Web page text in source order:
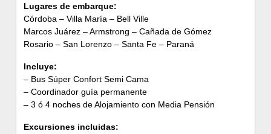
Lugares de embarque:
Córdoba – Villa María – Bell Ville
Marcos Juárez – Armstrong – Cañada de Gómez
Rosario – San Lorenzo – Santa Fe – Paraná
Incluye:
– Bus Súper Confort Semi Cama
– Coordinador guía permanente
– 3 ó 4 noches de Alojamiento con Media Pensión
Excursiones incluidas: